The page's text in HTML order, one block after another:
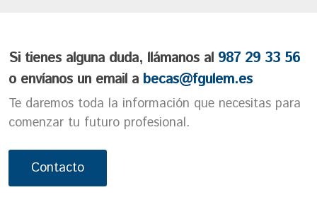
Si tienes alguna duda, llámanos al 987 29 33 56
o envíanos un email a becas@fgulem.es
Te daremos toda la información que necesitas para
comenzar tu futuro profesional.
Contacto